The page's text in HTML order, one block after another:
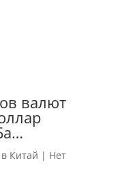
валют
Китай | Нет